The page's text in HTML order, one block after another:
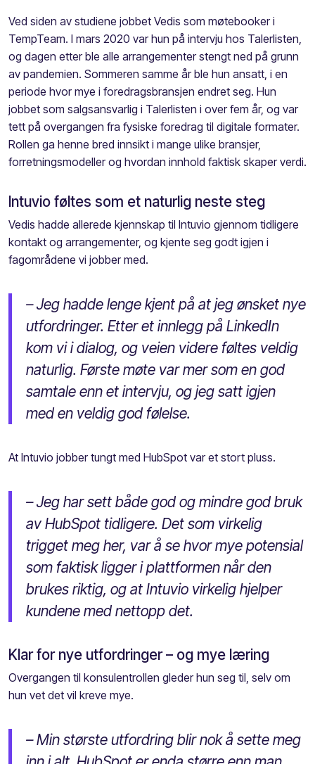
Ved siden av studiene jobbet Vedis som møtebooker i
TempTeam. I mars 2020 var hun på intervju hos Talerlisten,
og dagen etter ble alle arrangementer stengt ned på grunn
av pandemien. Sommeren samme år ble hun ansatt, i en
periode hvor mye i foredragsbransjen endret seg. Hun
jobbet som salgsansvarlig i Talerlisten i over fem år, og var
tett på overgangen fra fysiske foredrag til digitale formater.
Rollen ga henne bred innsikt i mange ulike bransjer,
forretningsmodeller og hvordan innhold faktisk skaper verdi.
Intuvio føltes som et naturlig neste steg
Vedis hadde allerede kjennskap til Intuvio gjennom tidligere
kontakt og arrangementer, og kjente seg godt igjen i
fagområdene vi jobber med.
– Jeg hadde lenge kjent på at jeg ønsket nye
utfordringer. Etter et innlegg på LinkedIn
kom vi i dialog, og veien videre føltes veldig
naturlig. Første møte var mer som en god
samtale enn et intervju, og jeg satt igjen
med en veldig god følelse.
At Intuvio jobber tungt med HubSpot var et stort pluss.
– Jeg har sett både god og mindre god bruk
av HubSpot tidligere. Det som virkelig
trigget meg her, var å se hvor mye potensial
som faktisk ligger i plattformen når den
brukes riktig, og at Intuvio virkelig hjelper
kundene med nettopp det.
Klar for nye utfordringer – og mye læring
Overgangen til konsulentrollen gleder hun seg til, selv om
hun vet det vil kreve mye.
– Min største utfordring blir nok å sette meg